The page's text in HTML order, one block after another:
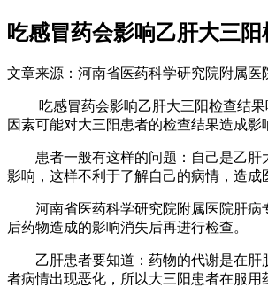
吃感冒药会影响乙肝大三阳
文章来源：河南省医药科学研究院附属医
吃感冒药会影响乙肝大三阳检查结果
因素可能对大三阳患者的检查结果造成影
患者一般有这样的问题：自己是乙肝大
影响，这样不利于了解自己的病情，造
河南省医药科学研究院附属医院肝病
后药物造成的影响消失后再进行检查。
乙肝患者要知道：药物的代谢是在肝脏
者病情出现恶化，所以大三阳患者在服用